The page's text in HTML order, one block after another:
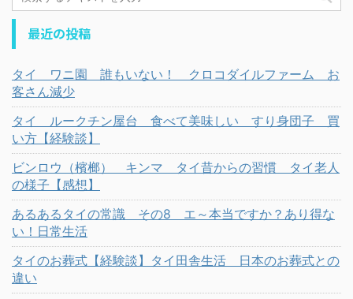
最近の投稿
タイ ワニ園 誰もいない！ クロコダイルファーム お
客さん減少
タイ ルークチン屋台 食べて美味しい すり身団子 買
い方【経験談】
ビンロウ（檳榔） キンマ タイ昔からの習慣 タイ老人
の様子【感想】
あるあるタイの常識 その8 エ～本当ですか？あり得な
い！日常生活
タイのお葬式【経験談】タイ田舎生活 日本のお葬式との
違い